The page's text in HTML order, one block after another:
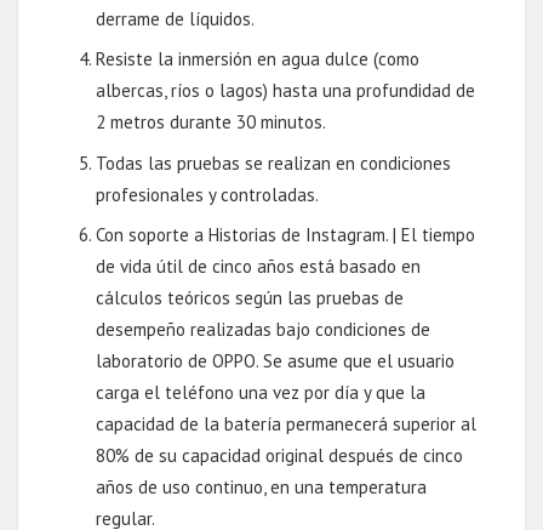
derrame de líquidos.
Resiste la inmersión en agua dulce (como
albercas, ríos o lagos) hasta una profundidad de
2 metros durante 30 minutos.
Todas las pruebas se realizan en condiciones
profesionales y controladas.
Con soporte a Historias de Instagram. | El tiempo
de vida útil de cinco años está basado en
cálculos teóricos según las pruebas de
desempeño realizadas bajo condiciones de
laboratorio de OPPO. Se asume que el usuario
carga el teléfono una vez por día y que la
capacidad de la batería permanecerá superior al
80% de su capacidad original después de cinco
años de uso continuo, en una temperatura
regular.